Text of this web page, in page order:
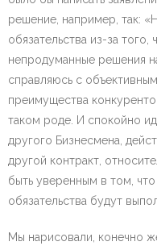
решение, например, так:
обязательства из-за
непродуманные решения
справляюсь с
преимущества
таком роде. И спокойно
другого Бизнесмена,
другой контракт,
быть уверенным в том,
обязательства будут
Мы нарисовали, конечно